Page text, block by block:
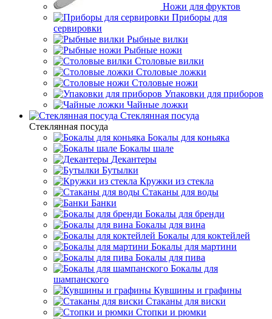
Ножи для фруктов
Приборы для
сервировки
Рыбные вилки
Рыбные ножи
Столовые вилки
Столовые ложки
Столовые ножи
Упаковки для приборов
Чайные ложки
Стеклянная посуда
Стеклянная посуда
Бокалы для коньяка
Бокалы шале
Декантеры
Бутылки
Кружки из стекла
Стаканы для воды
Банки
Бокалы для бренди
Бокалы для вина
Бокалы для коктейлей
Бокалы для мартини
Бокалы для пива
Бокалы для
шампанского
Кувшины и графины
Стаканы для виски
Стопки и рюмки